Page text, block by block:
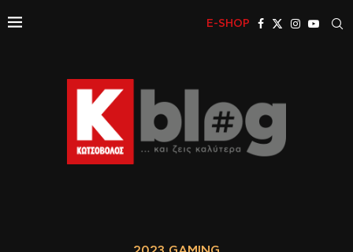
E-SHOP